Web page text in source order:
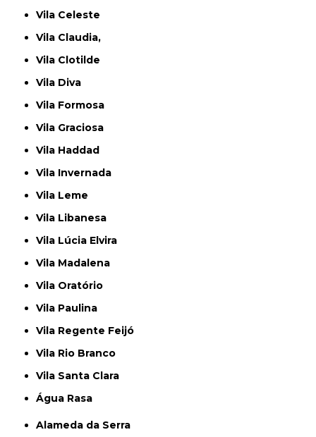
Vila Celeste
Vila Claudia,
Vila Clotilde
Vila Diva
Vila Formosa
Vila Graciosa
Vila Haddad
Vila Invernada
Vila Leme
Vila Libanesa
Vila Lúcia Elvira
Vila Madalena
Vila Oratório
Vila Paulina
Vila Regente Feijó
Vila Rio Branco
Vila Santa Clara
Água Rasa
Alameda da Serra